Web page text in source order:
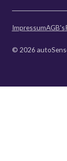
© 2026
ImpressumAGB's